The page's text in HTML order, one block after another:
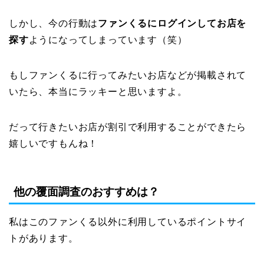
しかし、今の行動はファンくるにログインしてお店を
探すようになってしまっています（笑）
もしファンくるに行ってみたいお店などが掲載されて
いたら、本当にラッキーと思いますよ。
だって行きたいお店が割引で利用することができたら
嬉しいですもんね！
他の覆面調査のおすすめは？
私はこのファンくる以外に利用しているポイントサイ
トがあります。